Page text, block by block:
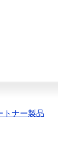
トナー製品